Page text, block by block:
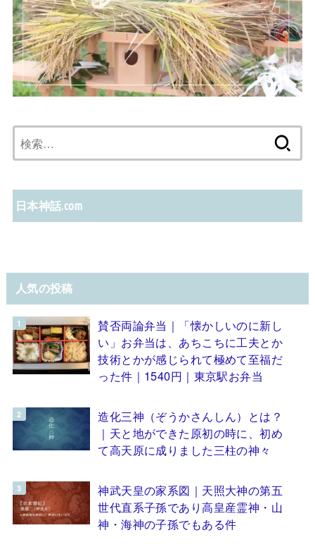
索:
日本神話.com
人気の投稿
賛否両論弁当｜「懐かしいのに新し
い」お弁当は、あちこちに工夫とか
技術とかが感じられて極めて至福だ
った件｜1540円｜東京駅お弁当
造化三神（ぞうかさんしん）とは？
｜天と地ができた原初の時に、初め
て高天原に成りました三柱の神々
神武天皇の家系図｜天照大神の第五
世代直系子孫であり高皇産霊神・山
神・海神の子孫でもある件